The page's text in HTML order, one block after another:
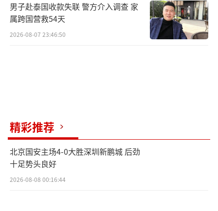
男子赴泰国收款失联 警方介入调查 家
属跨国营救54天
2026-08-07 23:46:50
精彩推荐
北京国安主场4-0大胜深圳新鹏城 后劲
十足势头良好
2026-08-08 00:16:44